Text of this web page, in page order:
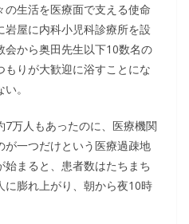
生活を医療面で支える使命
屋に内科小児科診療所を設
会から奥田先生以下10数名の
りが大歓迎に浴すことにな
。
万人もあったのに、医療機関
一つだけという医療過疎地
まると、患者数はたちまち
膨れ上がり、朝から夜10時